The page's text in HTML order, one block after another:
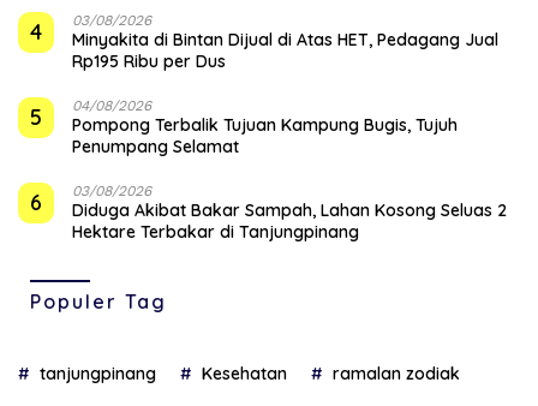
4 03/08/2026
Minyakita di Bintan Dijual di Atas HET, Pedagang Jual
Rp195 Ribu per Dus
5 04/08/2026
Pompong Terbalik Tujuan Kampung Bugis, Tujuh
Penumpang Selamat
6 03/08/2026
Diduga Akibat Bakar Sampah, Lahan Kosong Seluas 2
Hektare Terbakar di Tanjungpinang
Populer Tag
tanjungpinang Kesehatan ramalan zodiak